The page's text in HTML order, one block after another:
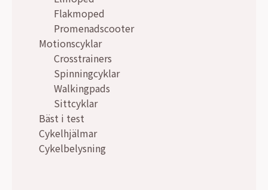
Flakmoped
Promenadscooter
Motionscyklar
Crosstrainers
Spinningcyklar
Walkingpads
Sittcyklar
Bäst i test
Cykelhjälmar
Cykelbelysning